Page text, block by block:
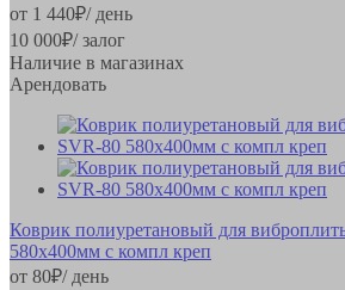
от 1 440₽/ день
10 000₽/ залог
Наличие в магазинах
Арендовать
Коврик полиуретановый для
580х400мм с компл креп
от 80₽/ день